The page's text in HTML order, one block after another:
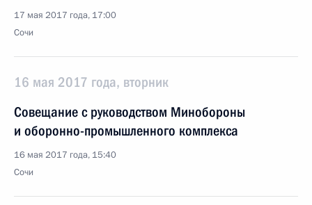
17 мая 2017 года, 17:00
Сочи
16 мая 2017 года, вторник
Совещание с руководством Минобороны
и оборонно-промышленного комплекса
16 мая 2017 года, 15:40
Сочи